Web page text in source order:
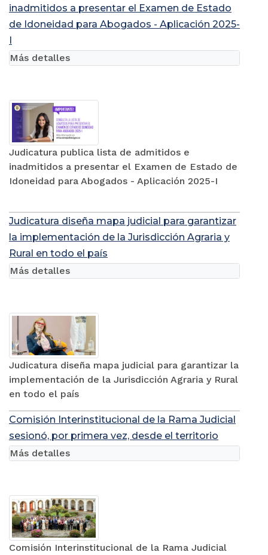
inadmitidos a presentar el Examen de Estado
de Idoneidad para Abogados - Aplicación 2025-
I
Judicatura publica lista de admitidos e
inadmitidos a presentar el Examen de Estado de
Idoneidad para Abogados - Aplicación 2025-I
Más detalles
Judicatura diseña mapa judicial para garantizar
la implementación de la Jurisdicción Agraria y
Rural en todo el país
Judicatura diseña mapa judicial para garantizar la
implementación de la Jurisdicción Agraria y Rural
en todo el país
Más detalles
Comisión Interinstitucional de la Rama Judicial
sesionó, por primera vez, desde el territorio
Comisión Interinstitucional de la Rama Judicial
Más detalles